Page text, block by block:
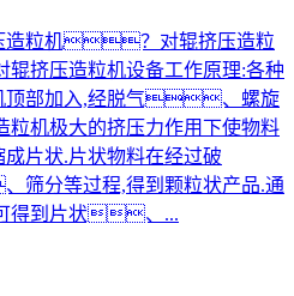
造粒机？对辊挤压造粒
辊挤压造粒机设备工作原理:各种
顶部加入,经脱气、螺旋
粒机极大的挤压力作用下使物料
片状.片状物料在经过破
分等过程,得到颗粒状产品.通
得到片状、...